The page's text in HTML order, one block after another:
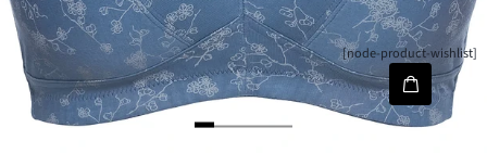
[node-product-wishlist]